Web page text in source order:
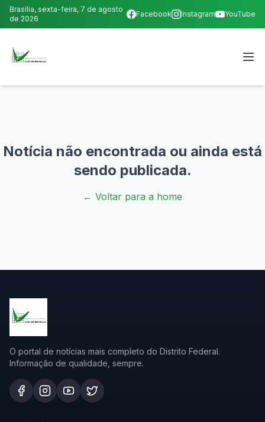
Brasília, sexta-feira, 7 de agosto
de 2026
Facebook Instagram YouTube
Notícia não encontrada ou ainda está
sendo publicada.
← Voltar para a home
O portal de notícias mais completo do Distrito Federal.
Informação de qualidade, sempre.